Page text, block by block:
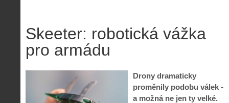
Skeeter: robotická vážka
pro armádu
Drony dramaticky
proměnily podobu válek -
a možná ne jen ty velké.